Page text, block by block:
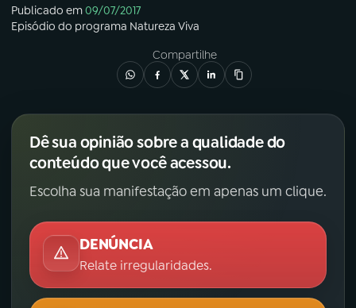
Publicado em09/07/2017
Episódio do programa Natureza Viva
Compartilhe
Dê sua opinião sobre a qualidade do
conteúdo que você acessou.
Escolha sua manifestação em apenas um clique.
DENÚNCIA
Relate irregularidades.